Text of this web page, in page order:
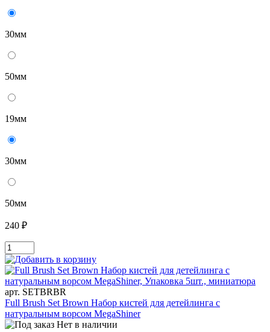
30мм
50мм
19мм
30мм
50мм
240 ₽
арт. SETBRBR
Full Brush Set Brown Набор кистей для детейлинга с
натуральным ворсом MegaShiner
Нет в наличии